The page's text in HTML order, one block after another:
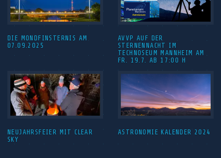
DIE MONDFINSTERNIS AM
07.09.2025
AVVP AUF DER
STERNENNACHT IM
TECHNOSEUM MANNHEIM AM
FR. 19.7. AB 17:00 H
NEUJAHRSFEIER MIT CLEAR
SKY
ASTRONOMIE KALENDER 2024